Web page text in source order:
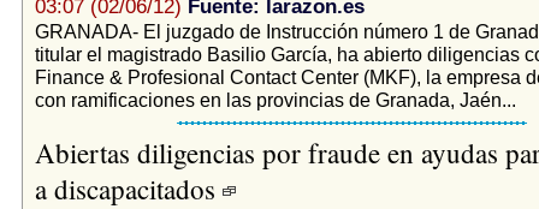
03:07 (02/06/12) Fuente: larazon.es
GRANADA- El juzgado de Instrucción número 1 de
titular el magistrado Basilio García, ha abierto diligencias
Finance & Profesional Contact Center (MKF), la empresa
con ramificaciones en las provincias de Granada, Jaén...
Abiertas diligencias por fraude en ayudas
a discapacitados